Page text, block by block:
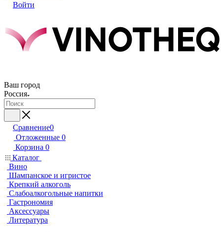
Войти
Ваш город
Россия
Сравнение0
Отложенные 0
Корзина 0
Каталог
Вино
Шампанское и игристое
Крепкий алкоголь
Слабоалкогольные напитки
Гастрономия
Аксессуары
Литература